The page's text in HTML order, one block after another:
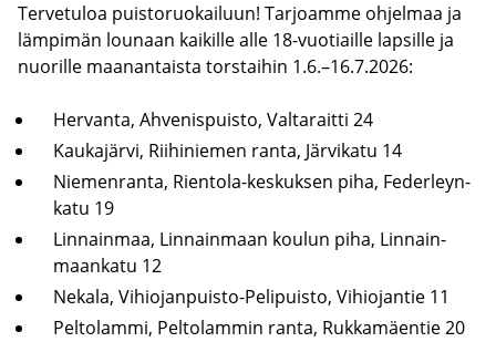
Ter­ve­tu­loa puis­to­ruo­kai­luun! Tar­joam­me oh­jel­maa ja
läm­pi­män lou­naan kai­kil­le alle 18-​vuotiaille lap­sil­le ja
nuo­ril­le maa­nan­tais­ta tors­tai­hin 1.6.–16.7.2026:
Her­van­ta, Ah­ve­nis­puis­to, Val­ta­rait­ti 24
Kau­ka­jär­vi, Rii­hi­nie­men ranta, Jär­vi­ka­tu 14
Nie­men­ran­ta, Rientola-​keskuksen piha, Fe­der­leyn­
ka­tu 19
Lin­nain­maa, Lin­nain­maan kou­lun piha, Lin­nain­
maan­ka­tu 12
Ne­ka­la, Vihiojanpuisto-​Pelipuisto, Vi­hio­jan­tie 11
Pel­to­lam­mi, Pel­to­lam­min ranta, Ruk­ka­mäen­tie 20